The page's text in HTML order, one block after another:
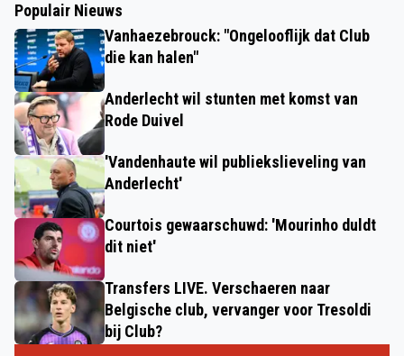
Populair Nieuws
Vanhaezebrouck: "Ongelooflijk dat Club
die kan halen"
Anderlecht wil stunten met komst van
Rode Duivel
'Vandenhaute wil publiekslieveling van
Anderlecht'
Courtois gewaarschuwd: 'Mourinho duldt
dit niet'
Transfers LIVE. Verschaeren naar
Belgische club, vervanger voor Tresoldi
bij Club?